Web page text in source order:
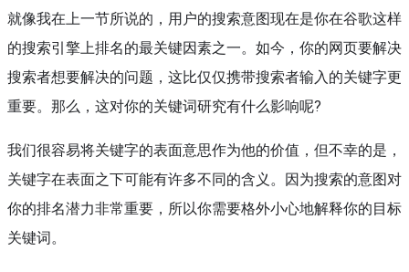
就像我在上一节所说的，用户的搜索意图现在是你在谷歌这样
的搜索引擎上排名的最关键因素之一。如今，你的网页要解决
搜索者想要解决的问题，这比仅仅携带搜索者输入的关键字更
重要。那么，这对你的关键词研究有什么影响呢?
我们很容易将关键字的表面意思作为他的价值，但不幸的是，
关键字在表面之下可能有许多不同的含义。因为搜索的意图对
你的排名潜力非常重要，所以你需要格外小心地解释你的目标
关键词。